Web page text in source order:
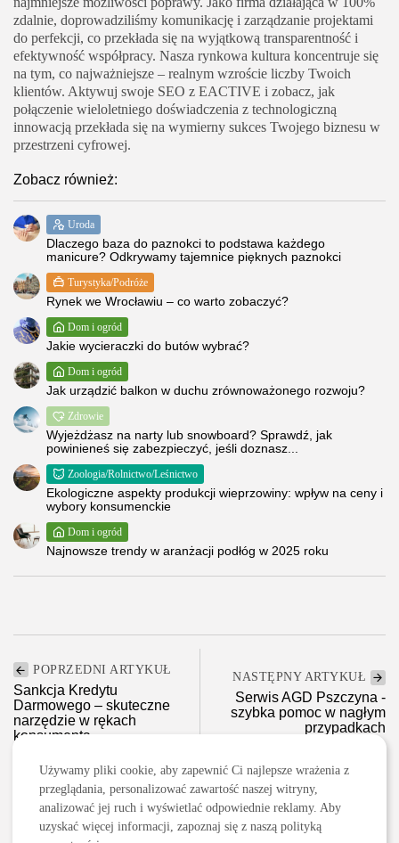
zdalnie, doprowadziliśmy komunikację i zarządzanie projektami
do perfekcji, co przekłada się na wyjątkową transparentność i
efektywność współpracy. Nasza rynkowa kultura koncentruje się
na tym, co najważniejsze – realnym wzroście liczby Twoich
klientów. Aktywuj swoje SEO z EACTIVE i zobacz, jak
połączenie wieloletniego doświadczenia z technologiczną
innowacją przekłada się na wymierny sukces Twojego biznesu w
przestrzeni cyfrowej.
Zobacz również:
Uroda
Dlaczego baza do paznokci to podstawa każdego
manicure? Odkrywamy tajemnice pięknych paznokci
Turystyka/Podróże
Rynek we Wrocławiu – co warto zobaczyć?
Dom i ogród
Jakie wycieraczki do butów wybrać?
Dom i ogród
Jak urządzić balkon w duchu zrównoważonego rozwoju?
Zdrowie
Wyjeżdżasz na narty lub snowboard? Sprawdź, jak
powinieneś się zabezpieczyć, jeśli doznasz...
Zoologia/Rolnictwo/Leśnictwo
Ekologiczne aspekty produkcji wieprzowiny: wpływ na ceny i
wybory konsumenckie
Dom i ogród
Najnowsze trendy w aranżacji podłóg w 2025 roku
POPRZEDNI ARTYKUŁ
Sankcja Kredytu
Darmowego – skuteczne
narzędzie w rękach
konsumenta
Finanse
NASTĘPNY ARTYKUŁ
Serwis AGD Pszczyna -
szybka pomoc w nagłym
przypadkach
Używamy pliki cookie, aby zapewnić Ci najlepsze wrażenia z
przeglądania, personalizować zawartość naszej witryny,
analizować jej ruch i wyświetlać odpowiednie reklamy. Aby
uzyskać więcej informacji, zapoznaj się z naszą polityką